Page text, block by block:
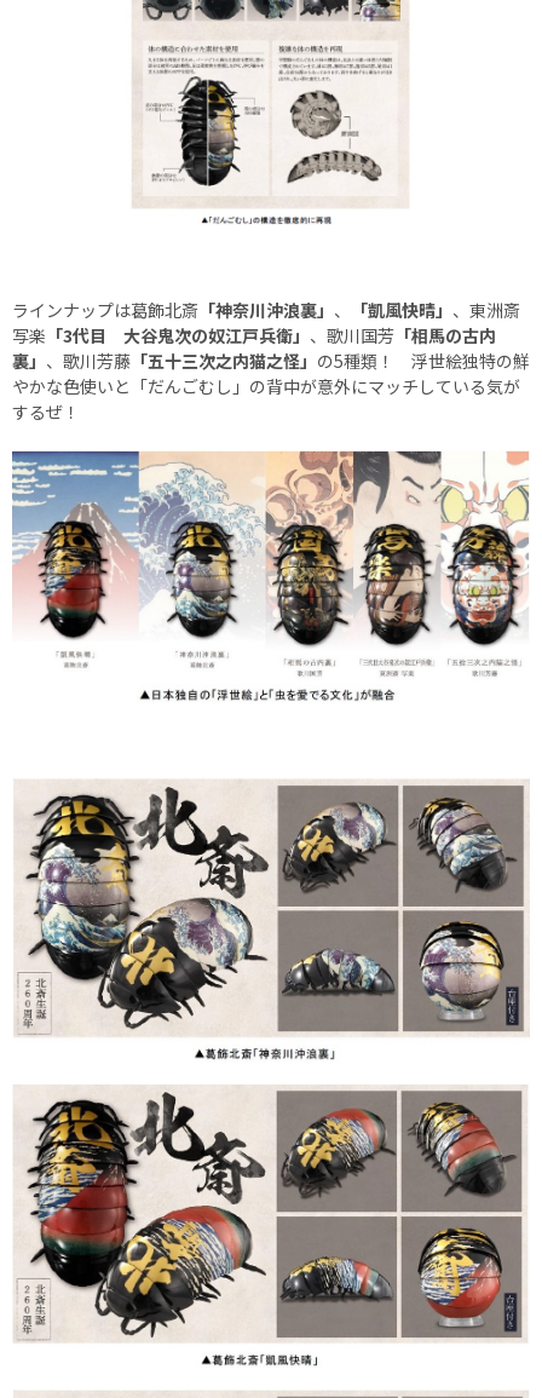
ラインナップは葛飾北斎 「神奈川沖浪裏」 、 「凱風快晴」 、東洲斎
写楽 「3代目 大谷鬼次の奴江戸兵衛」 、歌川国芳 「相馬の古内
裏」 、歌川芳藤 「五十三次之内猫之怪」 の5種類！ 浮世絵独特の鮮
やかな色使いと「だんごむし」の背中が意外にマッチしている気が
するぜ！